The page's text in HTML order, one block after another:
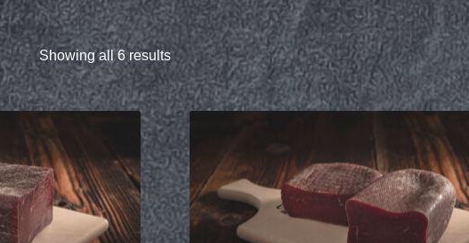
Showing all 6 results